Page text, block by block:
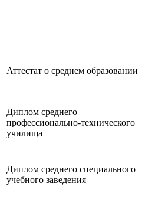
Аттестат о среднем образовании
Диплом среднего
профессионально-технического
училища
Диплом среднего специального
учебного заведения